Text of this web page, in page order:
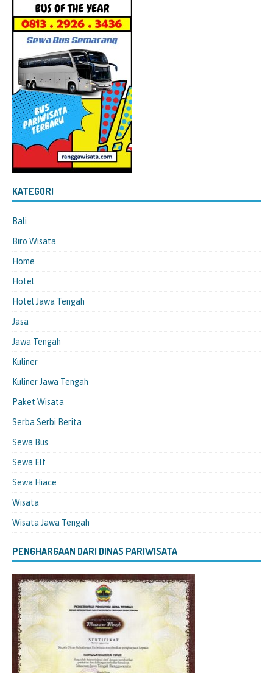
KATEGORI
Bali
Biro Wisata
Home
Hotel
Hotel Jawa Tengah
Jasa
Jawa Tengah
Kuliner
Kuliner Jawa Tengah
Paket Wisata
Serba Serbi Berita
Sewa Bus
Sewa Elf
Sewa Hiace
Wisata
Wisata Jawa Tengah
PENGHARGAAN DARI DINAS PARIWISATA